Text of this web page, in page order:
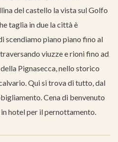
del castello la vista sul Golfo
taglia in due la città è
scendiamo piano piano fino al
viuzze e rioni fino ad
Pignasecca, nello storico
Qui si trova di tutto, dal
Cena di benvenuto
hotel per il pernottamento.